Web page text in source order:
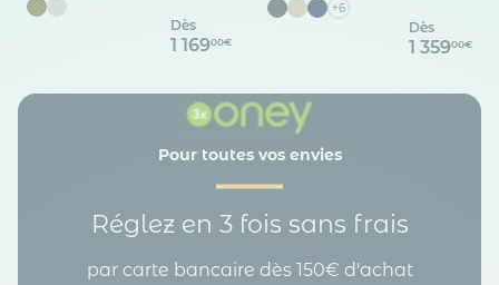
Dès
1 16900€
+6
Dès
1 35900€
Pour toutes vos envies
Réglez en 3 fois sans frais
par carte bancaire dès 150€ d'achat